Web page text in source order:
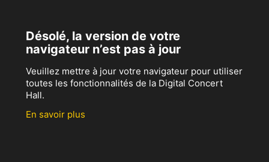
Désolé, la version de votre
navigateur n’est pas à jour
Veuillez mettre à jour votre navigateur pour utiliser
toutes les fonctionnalités de la Digital Concert
Hall.
En savoir plus